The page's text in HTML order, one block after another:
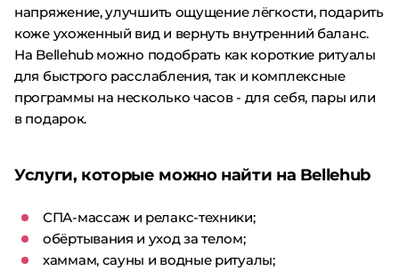
напряжение, улучшить ощущение лёгкости, подарить
коже ухоженный вид и вернуть внутренний баланс.
На Bellehub можно подобрать как короткие ритуалы
для быстрого расслабления, так и комплексные
программы на несколько часов - для себя, пары или
в подарок.
Услуги, которые можно найти на Bellehub
СПА-массаж и релакс-техники;
обёртывания и уход за телом;
хаммам, сауны и водные ритуалы;